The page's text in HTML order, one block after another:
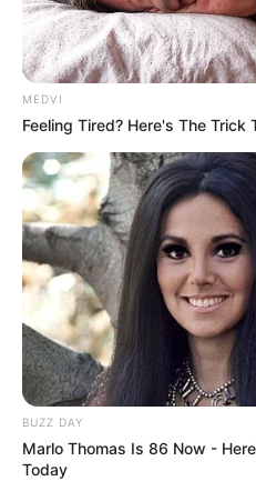
Carro,
que será taxado
pecado' na
MEDVI
Feeling Tired? Here's The Trick
BUZZ DAY
Marlo Thomas Is 86 Now -
Today